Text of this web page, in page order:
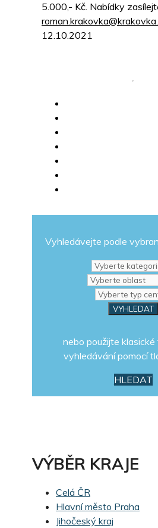
5.000,- Kč. Nabídky
12.10.2021
Vyhledávejte podle
nebo použijte
vyhledávání pomocí
HLEDAT
VÝBĚR KRAJE
Celá ČR
Hlavní město Praha
Jihočeský kraj